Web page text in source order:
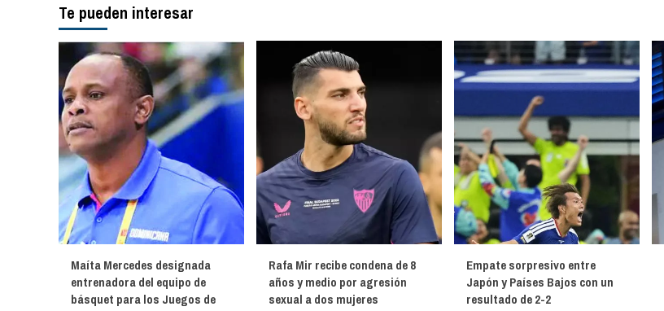
Te pueden interesar
Maíta Mercedes designada
entrenadora del equipo de
básquet para los Juegos de
Rafa Mir recibe condena de 8
años y medio por agresión
sexual a dos mujeres
Empate sorpresivo entre
Japón y Países Bajos con un
resultado de 2-2